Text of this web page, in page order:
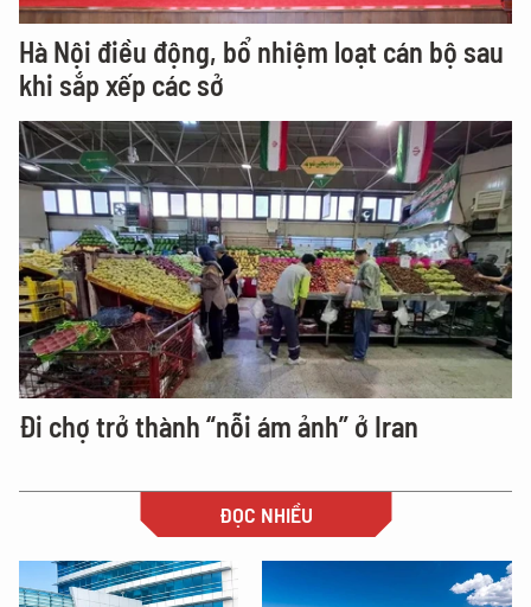
Hà Nội điều động, bổ nhiệm loạt cán bộ sau
khi sắp xếp các sở
Đi chợ trở thành “nỗi ám ảnh” ở Iran
ĐỌC NHIỀU